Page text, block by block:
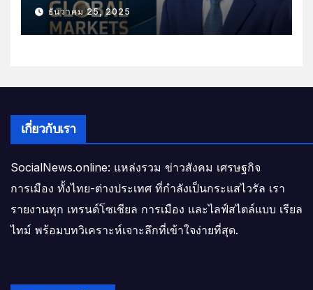
ธันวาคม 25, 2025
เกี่ยวกับเรา
SocialNews.online: แหล่งรวม ข่าวสังคม เศรษฐกิจ
การเมือง ทั้งไทย-ต่างประเทศ ที่กำลังเป็นกระแสไวรัล เรา
รายงานทุก เทรนด์โซเชียล การเมือง และไลฟ์สไตล์แบบ เรียล
ไทม์ พร้อมบทวิเคราะห์เจาะลึกที่เข้าใจง่ายที่สุด.